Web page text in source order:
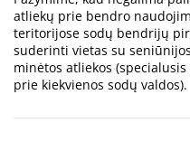
atliekų prie bendro
teritorijose sodų bendrijų
suderinti vietas su
minėtos atliekos
prie kiekvienos sodų valdos).